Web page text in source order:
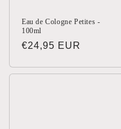
Eau de Cologne Petites -
100ml
Normale
€24,95 EUR